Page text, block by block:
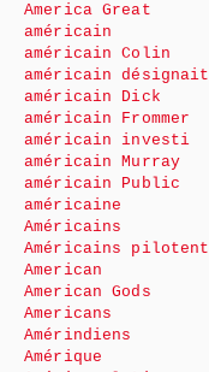
America Great
américain
américain Colin
américain désignait
américain Dick
américain Frommer
américain investi
américain Murray
américain Public
américaine
Américains
Américains pilotent
American
American Gods
Americans
Amérindiens
Amérique